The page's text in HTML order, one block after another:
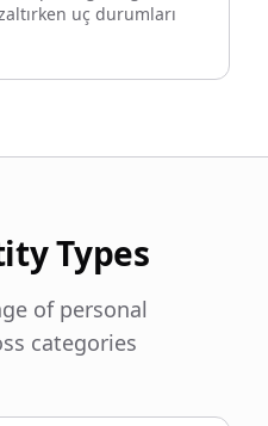
uç durumları
Types
of personal
categories